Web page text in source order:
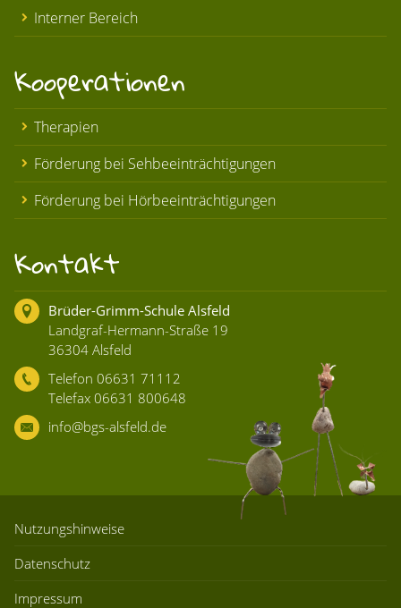
Interner Bereich
Kooperationen
Therapien
Förderung bei Sehbeeinträchtigungen
Förderung bei Hörbeeinträchtigungen
Kontakt
Brüder-Grimm-Schule Alsfeld
Landgraf-Hermann-Straße 19
36304 Alsfeld
Telefon 06631 71112
Telefax 06631 800648
info@bgs-alsfeld.de
Nutzungshinweise
Datenschutz
Impressum